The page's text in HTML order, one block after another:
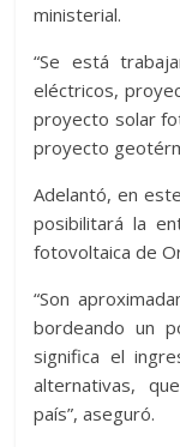
ministerial.
“Se está
eléctricos,
proyecto solar
proyecto
Adelantó, en
posibilitará la
fotovoltaica de
“Son
bordeando un
significa el
alternativas,
país”, aseguró.